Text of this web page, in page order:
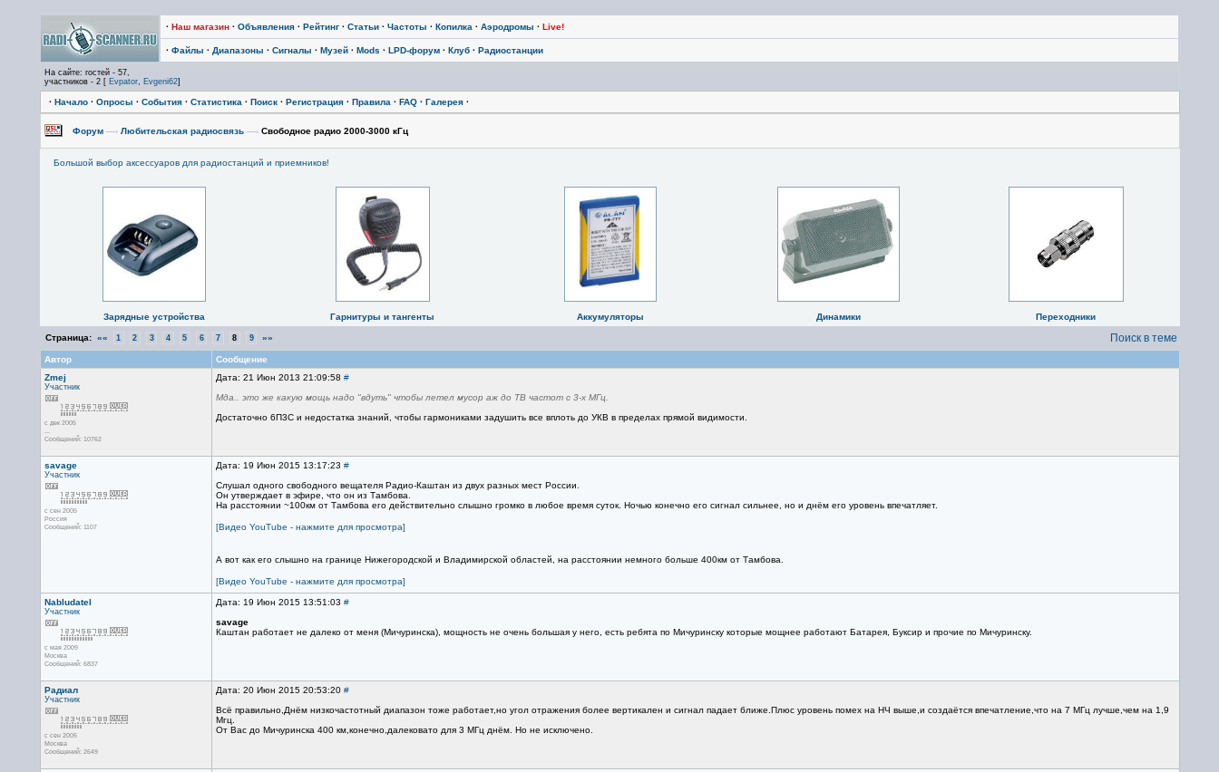
· Наш магазин· Объявления· Рейтинг· Статьи· Частоты · Копилка · Аэродромы · Live!
· Файлы · Диапазоны · Сигналы · Музей· Mods · LPD-форум· Клуб· Радиостанции
На сайте: гостей - 57,
участников - 2 [ Evpator, Evgeni62]
· Начало· Опросы · События· Статистика · Поиск· Регистрация· Правила · FAQ· Галерея·
Форум —› Любительская радиосвязь —›Свободное радио 2000-3000 кГц
Большой выбор аксессуаров для радиостанций и приемников!
Зарядные устройства Гарнитуры и тангенты Аккумуляторы Динамики Переходники
Страница: «« 1 2 3 4 5 6 7 8 9 »» Поиск в теме
Автор
Сообщение
Zmej
Участник
с дек 2005
...
Сообщений: 10762
Дата: 21 Июн 2013 21:09:58 #
Мда.. это же какую мощь надо "вдуть" чтобы летел мусор аж до ТВ частот с 3-х МГц.
Достаточно 6П3С и недостатка знаний, чтобы гармониками задушить все вплоть до УКВ в пределах прямой видимости.
savage
Участник
с сен 2005
Россия
Сообщений: 1107
Дата: 19 Июн 2015 13:17:23 #
Слушал одного свободного вещателя Радио-Каштан из двух разных мест России.
Он утверждает в эфире, что он из Тамбова.
На расстоянии ~100км от Тамбова его действительно слышно громко в любое время суток. Ночью конечно его сигнал сильнее, но и днём его уровень впечатляет.
[Видео YouTube - нажмите для просмотра]
А вот как его слышно на границе Нижегородской и Владимирской областей, на расстоянии немного больше 400км от Тамбова.
[Видео YouTube - нажмите для просмотра]
Nabludatel
Участник
с мая 2009
Москва
Сообщений: 6837
Дата: 19 Июн 2015 13:51:03 #
savage
Каштан работает не далеко от меня (Мичуринска), мощность не очень большая у него, есть ребята по Мичуринску которые мощнее работают Батарея, Буксир и прочие по Мичуринску.
Радиал
Участник
с сен 2005
Москва
Сообщений: 2649
Дата: 20 Июн 2015 20:53:20 #
Всё правильно,Днём низкочастотный диапазон тоже работает,но угол отражения более вертикален и сигнал падает ближе.Плюс уровень помех на НЧ выше,и создаётся впечатление,что на 7 МГц лучше,чем на 1,9
Мгц.
От Вас до Мичуринска 400 км,конечно,далековато для 3 МГц днём. Но не исключено.